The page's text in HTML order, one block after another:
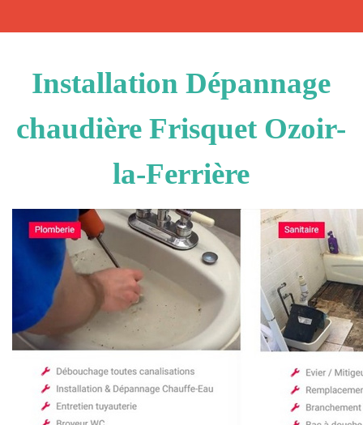
Installation Dépannage
chaudière Frisquet Ozoir-
la-Ferrière